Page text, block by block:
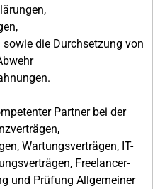
die Durchsetzung von
Partner bei der
Wartungsverträgen, IT-
Freelancer-
und Prüfung Allgemeiner